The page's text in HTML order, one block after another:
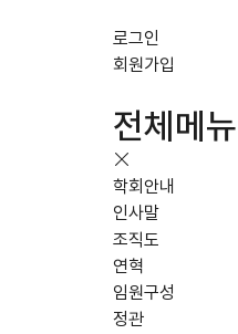
로그인
회원가입
전체메뉴
학회안내
인사말
조직도
연혁
임원구성
정관